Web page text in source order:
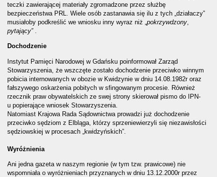
teczki zawierającej materiały zgromadzone przez służbę
bezpieczeństwa PRL. Wiele osób zastanawia się ilu z tych „działaczy”
musiałoby podkreślić we wniosku inny wyraz niż „ pokrzywdzony
pytający”.
Dochodzenie
Instytut Pamięci Narodowej w Gdańsku poinformował Zarząd
Stowarzyszenia, że wszczęte zostało dochodzenie przeciwko winnym
pobicia internowanych w obozie w Kwidzynie w dniu 14.08.1982r oraz
fałszywego oskarżenia pobitych w sfingowanym procesie. Również
rzecznik praw obywatelskich ze swej strony skierował pismo do IPN-
u popierające wniosek Stowarzyszenia.
Natomiast Krajowa Rada Sądownictwa prowadzi już dochodzenie
przeciwko sędziom z Elbląga, którzy sprzeniewierzyli się niezawisłości
sędziowskiej w procesach „kwidzyńskich”.
Wyróżnienia
Ani jedna gazeta w naszym regionie (w tym tzw. prawicowe) nie
wspomniała o wyróżnieniach przyznanych w dniu 13.12.2000r przez